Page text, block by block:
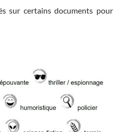
sur certains documents pour